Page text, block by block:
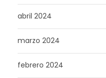
abril 2024
marzo 2024
febrero 2024